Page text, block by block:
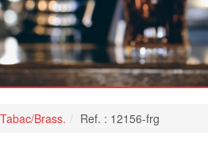
Brass. Ref. : 12156-frg